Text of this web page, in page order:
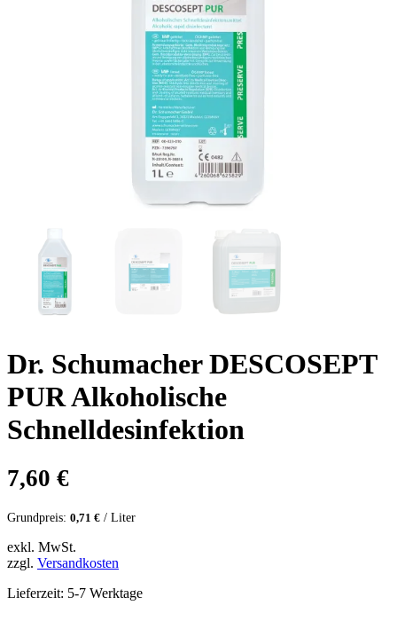
Dr. Schumacher DESCOSEPT
PUR Alkoholische
Schnelldesinfektion
7,60 €
Grundpreis: 0,71 € / Liter
exkl. MwSt.
zzgl. Versandkosten
Lieferzeit: 5-7 Werktage